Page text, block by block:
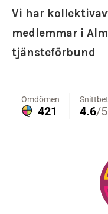
Vi har
medlemmar i
tjänsteförbund